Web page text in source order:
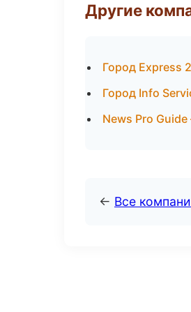
Другие
Город Express
Город Info
News Pro
← Все